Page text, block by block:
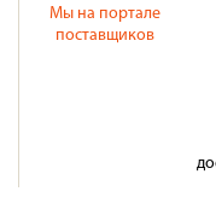
Мы на портале
поставщиков